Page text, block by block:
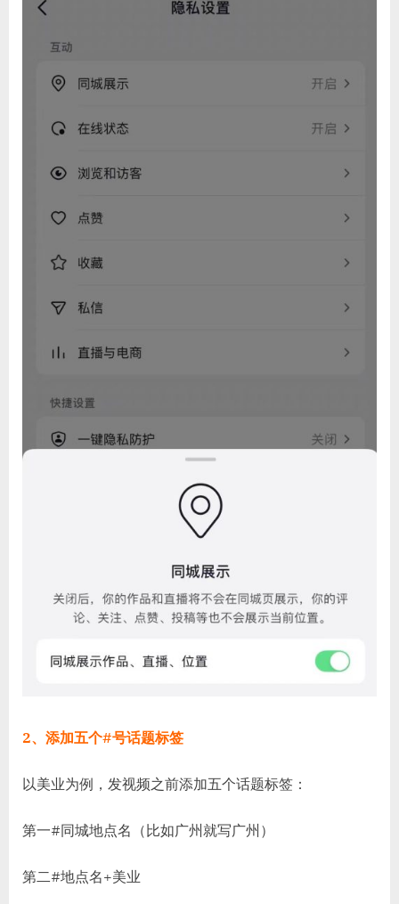
2、添加五个#号话题标签
以美业为例，发视频之前添加五个话题标签：
第一#同城地点名（比如广州就写广州）
第二#地点名+美业